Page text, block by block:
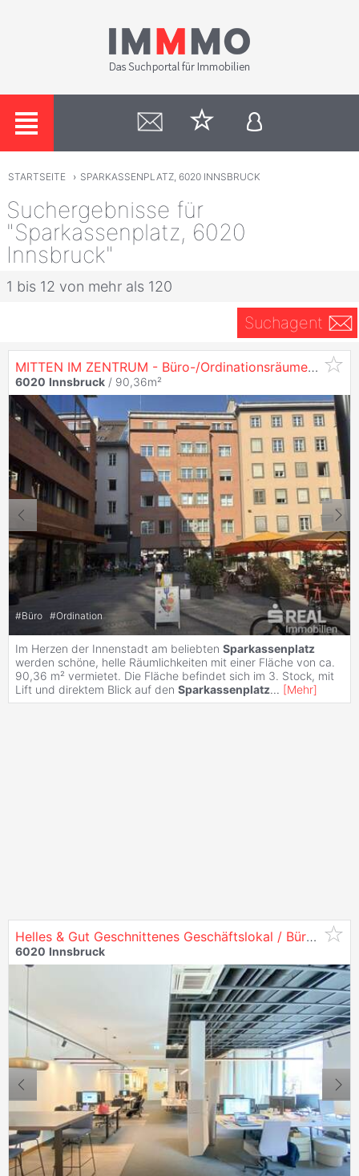
STARTSEITE › SPARKASSENPLATZ, 6020 INNSBRUCK
Suchergebnisse für
"Sparkassenplatz, 6020
Innsbruck"
1 bis 12 von mehr als 120
Suchagent
MITTEN IM ZENTRUM - Büro-/Ordinationsräume
6020 Innsbruck / 90,36m²
#Büro #Ordination
Im Herzen der Innenstadt am beliebten Sparkassenplatz
werden schöne, helle Räumlichkeiten mit einer Fläche von ca.
90,36 m² vermietet. Die Fläche befindet sich im 3. Stock, mit
Lift und direktem Blick auf den Sparkassenplatz... [Mehr]
Helles & Gut Geschnittenes Geschäftslokal / Büro - in
6020 Innsbruck